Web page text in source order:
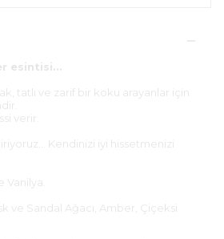
esintisi...
tatlı ve zarif bir koku arayanlar için
verir.
Kendinizi iyi hissetmenizi
Vanilya.
ve Sandal Ağacı, Amber, Çiçeksi